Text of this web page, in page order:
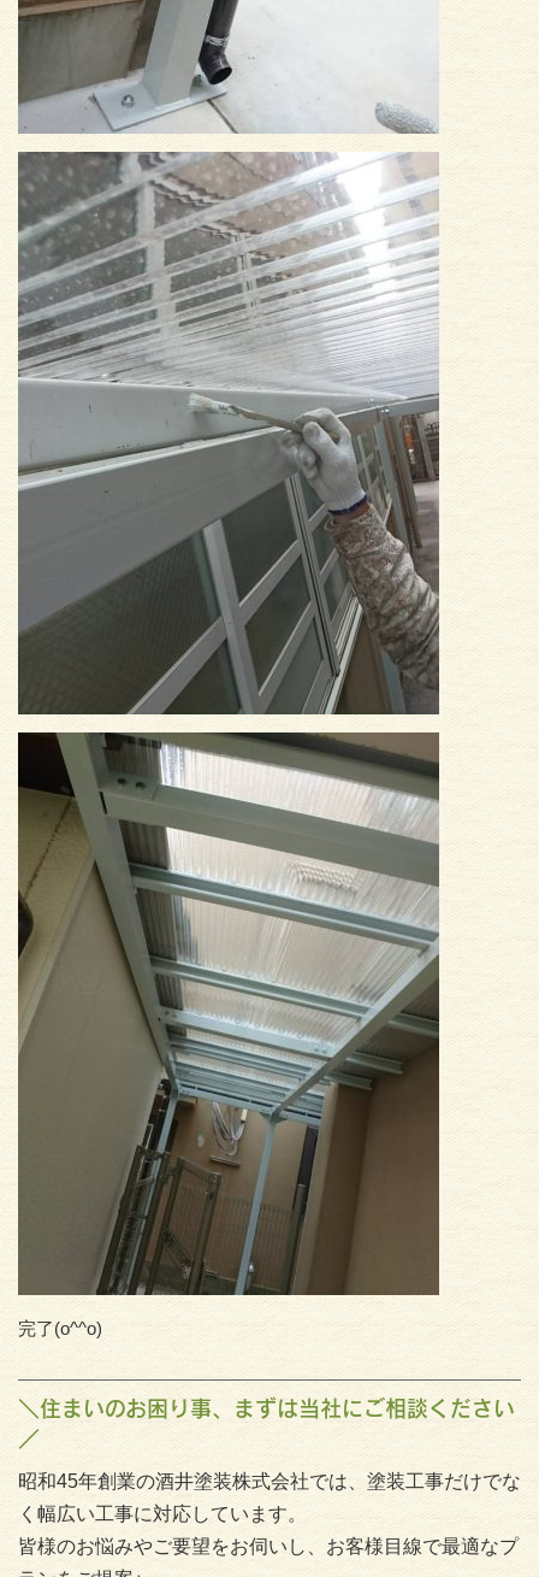
完了(o^^o)
＼住まいのお困り事、まずは当社にご相談ください
／
昭和45年創業の酒井塗装株式会社では、塗装工事だけでな
く幅広い工事に対応しています。
皆様のお悩みやご要望をお伺いし、お客様目線で最適なプ